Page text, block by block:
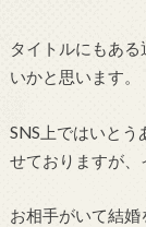
タイトルにもあ
いかと思います。
SNS上ではいとう
せておりますが、
お相手がいて結婚